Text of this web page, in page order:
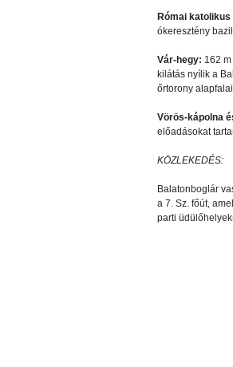
Római
ókeresztény
Vár-hegy: 162
kilátás nyílik a
őrtorony
Vörös-kápolna
előadásokat
KÖZLEKEDÉS:
Balatonboglár
a 7. Sz. főút,
parti